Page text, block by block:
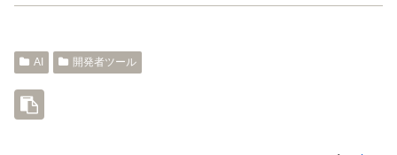
AI 開発者ツール